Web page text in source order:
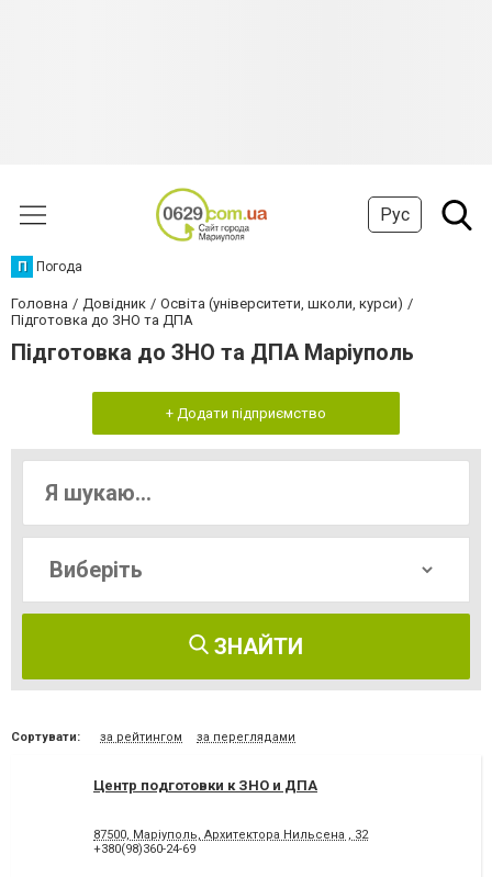
Рус
П Погода
Головна Довідник
Освіта (університети, школи, курси)
Підготовка до ЗНО та ДПА
Підготовка до ЗНО та ДПА Маріуполь
+ Додати підприємство
ЗНАЙТИ
Сортувати: за рейтингом за переглядами
Центр подготовки к ЗНО и ДПА
87500, Маріуполь, Архитектора Нильсена , 32
+380(98)360-24-69